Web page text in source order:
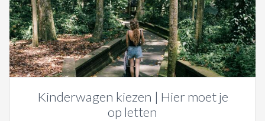
Kinderwagen kiezen | Hier moet je
op letten